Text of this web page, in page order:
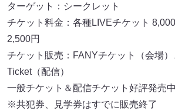
ターゲット：シークレット
チケット料金：各種LIVEチケット
2,500円
チケット販売：FANYチケット（会場
Ticket（配信）
一般チケット＆配信チケット好評発売中
※共犯券、見学券はすでに販売終了